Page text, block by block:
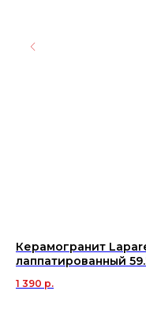
Керамогранит
лаппатированный
1 390 р.